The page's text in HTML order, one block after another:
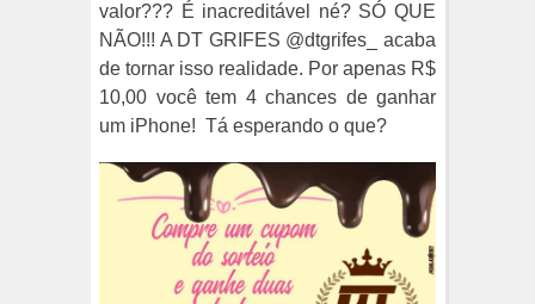
valor??? É inacreditável né? SÓ QUE
NÃO!!! A DT GRIFES @dtgrifes_ acaba
de tornar isso realidade. Por apenas R$
10,00 você tem 4 chances de ganhar
um iPhone! Tá esperando o que?